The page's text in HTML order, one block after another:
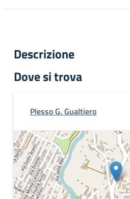
Descrizione
Dove si trova
Plesso G. Gualtiero